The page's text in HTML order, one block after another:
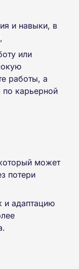
и навыки, в
или
работы, а
карьерной
может
потери
и адаптацию